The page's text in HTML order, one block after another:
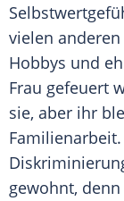
vielen
Hobbys und
Frau gefeuert
sie, aber ihr
gewohnt,